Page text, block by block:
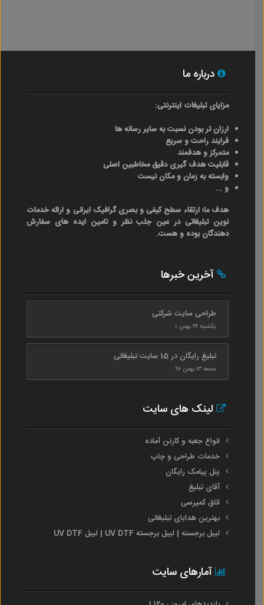
درباره ما
مزایای تبلیغات اینترنتی:
ارزان تر بودن نسبت به سایر رسانه ها
فرایند راحت و سریع
متمرکز و هدفمند
قابلیت هدف گیری دقیق مخاطبین اصلی
وابسته به زمان و مکان نیست
و ...
هدف ما؛ ارتقاء سطح کیفی و بصری گرافیک ایرانی و ارائه خدمات
نوین تبلیغاتی در عین جلب نظر و تامین ایده های سفارش
دهندگان بوده و هست.
آخرین خبرها
طراحی سایت شرکتی
یکشنبه ۲۴ بهمن ۰
تبلیغ رایگان در 15 سایت تبلیغاتی
جمعه ۱۳ بهمن ۹۶
لینک های سایت
انواع جعبه و کارتن آماده
خدمات طراحی و چاپ
پنل پیامک رایگان
آقای تبلیغ
اتاق کمپرسی
بهترین هدایای تبلیغاتی
لیبل برجسته | لیبل برجسته UV DTF | لیبل UV DTF
آمارهای سایت